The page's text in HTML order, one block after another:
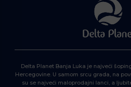
Delta Planet Banja Luka je najveći
Hercegovine. U samom srcu grada, na
su se najveći maloprodajni lanci, a